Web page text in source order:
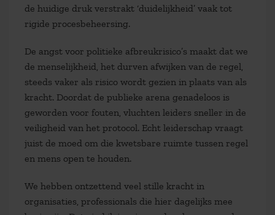
de huidige druk verstrakt ‘duidelijkheid’ vaak tot
rigide procesbeheersing.
De angst voor politieke afbreukrisico’s maakt dat we
de menselijkheid, het durven afwijken van de regel,
steeds vaker als risico wordt gezien in plaats van als
kracht. Doordat de publieke arena genadeloos is
geworden voor fouten, vluchten leiders sneller in de
veiligheid van het protocol. Echt leiderschap vraagt
juist de moed om die kwetsbare ruimte tussen regel
en mens open te houden.
We hebben ontzettend veel stille kracht in
organisaties, professionals die hier dagelijks mee